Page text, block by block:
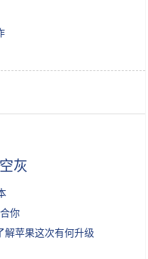
馆独树一帜，其中故事不简单
灰
你
解苹果这次有何升级